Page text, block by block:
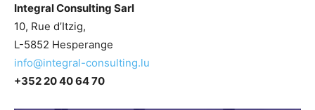
Integral Consulting Sarl
10, Rue d’Itzig,
L-5852 Hesperange
info@integral-consulting.lu
+352 20 40 64 70